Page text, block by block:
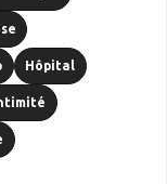
Hôpital